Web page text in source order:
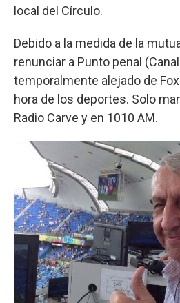
local del Círculo.
Debido a la medida de la
renunciar a Punto penal
temporalmente alejado de
hora de los deportes. Solo
Radio Carve y en 1010 AM.